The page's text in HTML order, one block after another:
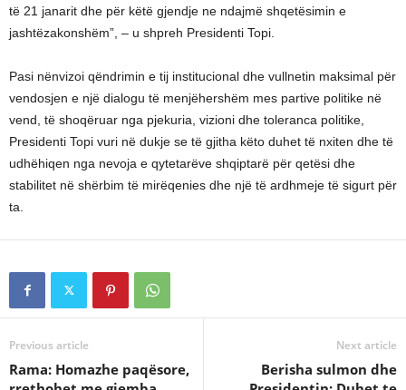
të 21 janarit dhe për këtë gjendje ne ndajmë shqetësimin e
jashtëzakonshëm”, – u shpreh Presidenti Topi.
Pasi nënvizoi qëndrimin e tij institucional dhe vullnetin maksimal për
vendosjen e një dialogu të menjëhershëm mes partive politike në
vend, të shoqëruar nga pjekuria, vizioni dhe toleranca politike,
Presidenti Topi vuri në dukje se të gjitha këto duhet të nxiten dhe të
udhëhiqen nga nevoja e qytetarëve shqiptarë për qetësi dhe
stabilitet në shërbim të mirëqenies dhe një të ardhmeje të sigurt për
ta.
Previous article
Rama: Homazhe paqësore,
Next article
Berisha sulmon dhe